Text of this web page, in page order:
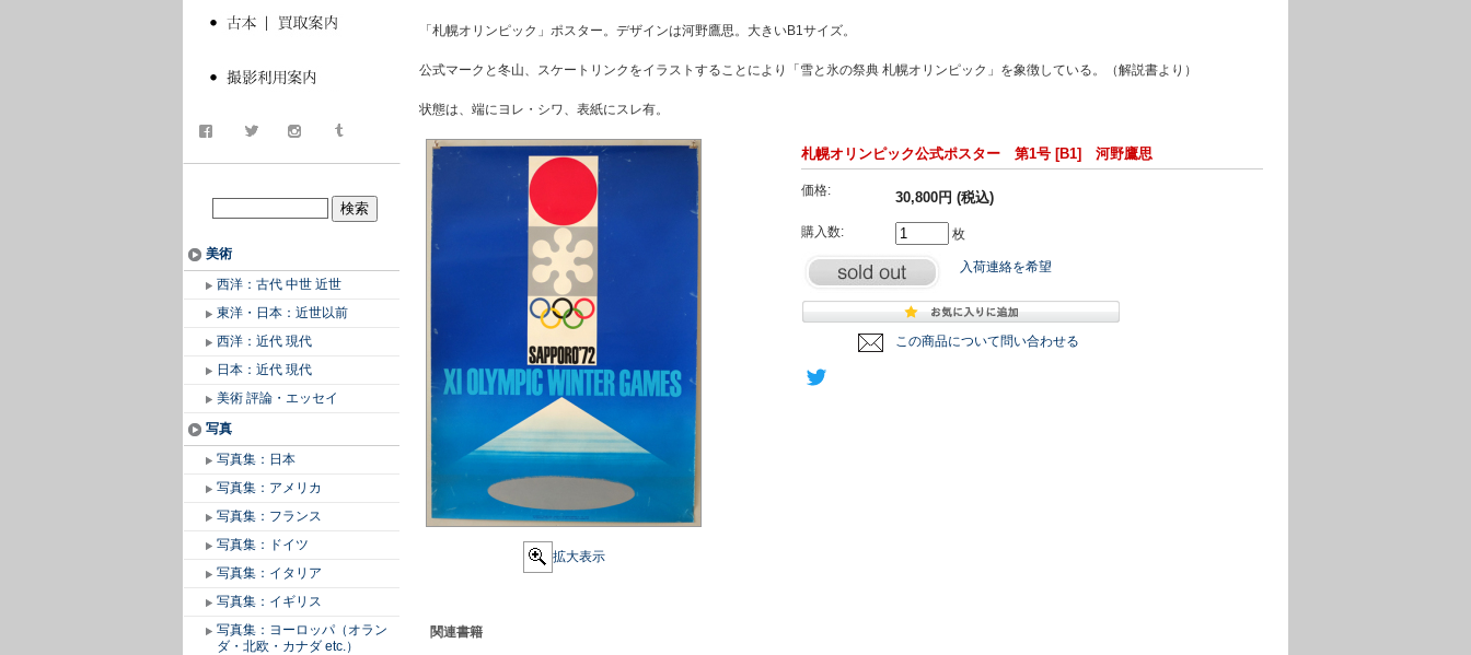
美術
西洋：古代 中世 近世
東洋・日本：近世以前
西洋：近代 現代
日本：近代 現代
美術 評論・エッセイ
写真
写真集：日本
写真集：アメリカ
写真集：フランス
写真集：ドイツ
写真集：イタリア
写真集：イギリス
写真集：ヨーロッパ（オラン
ダ・北欧・カナダ etc.）
「札幌オリンピック」ポスター。デザインは河野鷹思。大きいB1サイズ。
公式マークと冬山、スケートリンクをイラストすることにより「雪と氷の祭典 札幌オリンピック」を象徴している。（解説書より）
状態は、端にヨレ・シワ、表紙にスレ有。
拡大表示
札幌オリンピック公式ポスター 第1号 [B1] 河野鷹思
価格: 30,800円 (税込)
購入数: 枚
入荷連絡を希望
この商品について問い合わせる
関連書籍